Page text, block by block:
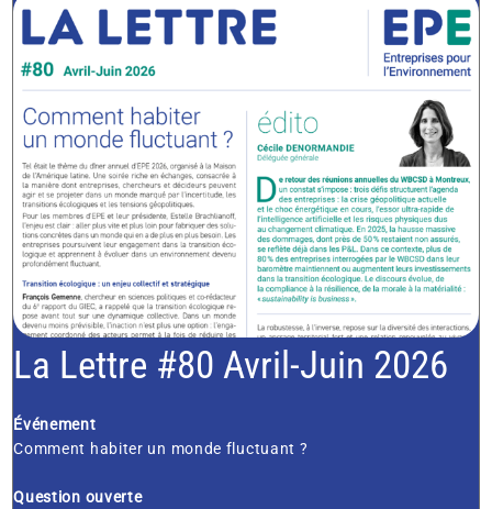
La Lettre #80 Avril-Juin 2026
Événement
Comment habiter un monde fluctuant ?
Question ouverte